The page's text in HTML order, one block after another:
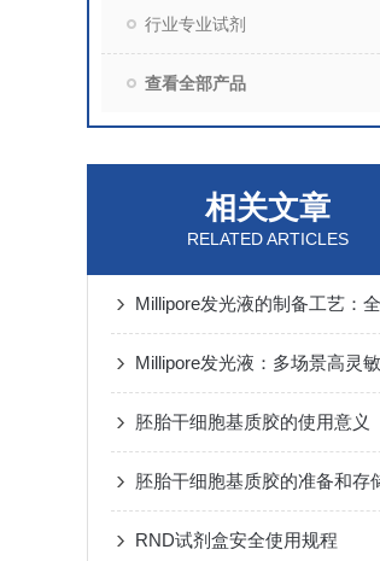
行业专业试剂
查看全部产品
相关文章
RELATED ARTICLES
胚胎干细胞基质胶的使用意义
胚胎干细胞基质胶的准备和存
RND试剂盒安全使用规程